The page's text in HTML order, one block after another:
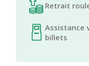
Retrait
Assistance
billets